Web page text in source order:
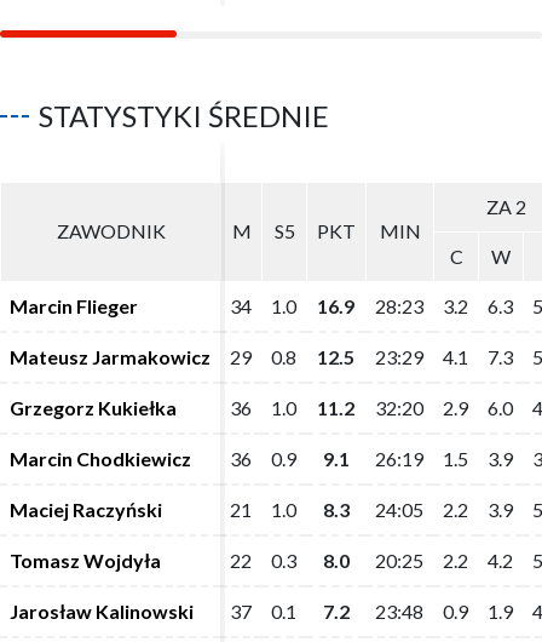
STATYSTYKI ŚREDNIE
ZAWODNIK M S5 PKT MIN
ZA 2
C W
Marcin Flieger 34 1.0 16.9 28:23 3.2 6.3
Mateusz Jarmakowicz 29 0.8 12.5 23:29 4.1 7.3
Grzegorz Kukiełka 36 1.0 11.2 32:20 2.9 6.0
Marcin Chodkiewicz 36 0.9 9.1 26:19 1.5 3.9
Maciej Raczyński 21 1.0 8.3 24:05 2.2 3.9
Tomasz Wojdyła 22 0.3 8.0 20:25 2.2 4.2
Jarosław Kalinowski 37 0.1 7.2 23:48 0.9 1.9
ZAWODNIK M S5 PKT MIN
ZA 2
C W
Marcin Flieger 34 1.0 16.9 28:23 3.2 6.3
Mateusz Jarmakowicz 29 0.8 12.5 23:29 4.1 7.3
Grzegorz Kukiełka 36 1.0 11.2 32:20 2.9 6.0
Marcin Chodkiewicz 36 0.9 9.1 26:19 1.5 3.9
Maciej Raczyński 21 1.0 8.3 24:05 2.2 3.9
Tomasz Wojdyła 22 0.3 8.0 20:25 2.2 4.2
Jarosław Kalinowski 37 0.1 7.2 23:48 0.9 1.9